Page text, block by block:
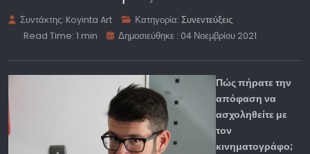
Συντάκτης: Koyinta Art Κατηγορία:Συνεντεύξεις
Read Time: 1 min
Δημοσιεύθηκε : 04 Νοεμβρίου 2021
Πώς πήρατε την
απόφαση να
ασχοληθείτε με
τον
κινηματογράφο;